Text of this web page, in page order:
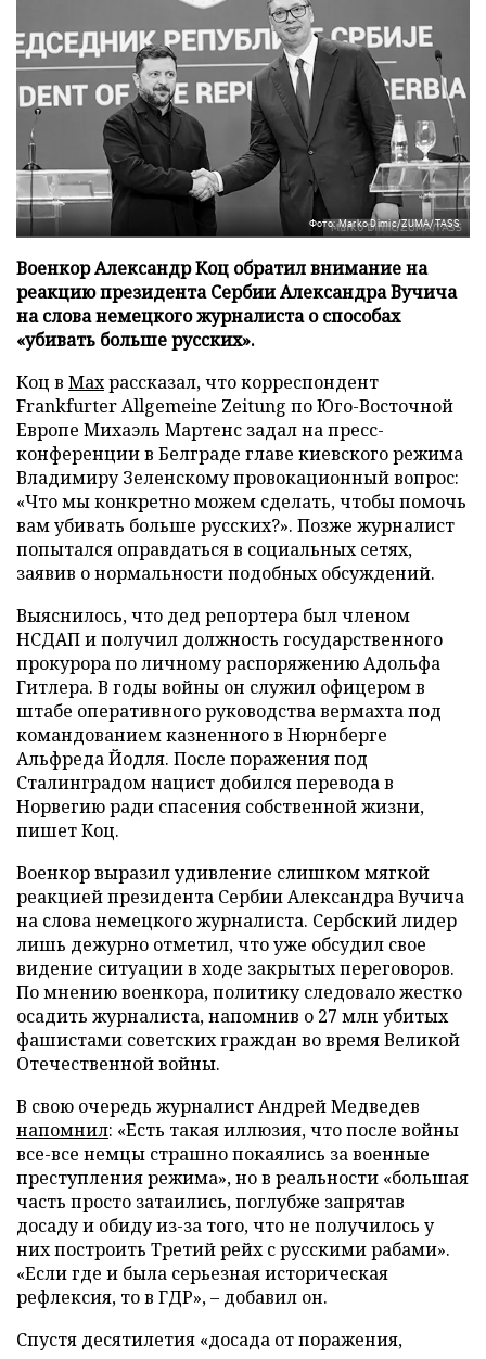
Фото: Marko Dimic/ZUMA/TASS
Военкор Александр Коц обратил внимание на
реакцию президента Сербии Александра Вучича
на слова немецкого журналиста о способах
«убивать больше русских».
Коц в Махрассказал, что корреспондент
Frankfurter Allgemeine Zeitung по Юго-Восточной
Европе Михаэль Мартенс задал на пресс-
конференции в Белграде главе киевского режима
Владимиру Зеленскому провокационный вопрос:
«Что мы конкретно можем сделать, чтобы помочь
вам убивать больше русских?». Позже журналист
попытался оправдаться в социальных сетях,
заявив о нормальности подобных обсуждений.
Выяснилось, что дед репортера был членом
НСДАП и получил должность государственного
прокурора по личному распоряжению Адольфа
Гитлера. В годы войны он служил офицером в
штабе оперативного руководства вермахта под
командованием казненного в Нюрнберге
Альфреда Йодля. После поражения под
Сталинградом нацист добился перевода в
Норвегию ради спасения собственной жизни,
пишет Коц.
Военкор выразил удивление слишком мягкой
реакцией президента Сербии Александра Вучича
на слова немецкого журналиста. Сербский лидер
лишь дежурно отметил, что уже обсудил свое
видение ситуации в ходе закрытых переговоров.
По мнению военкора, политику следовало жестко
осадить журналиста, напомнив о 27 млн убитых
фашистами советских граждан во время Великой
Отечественной войны.
В свою очередь журналист Андрей Медведев
напомнил: «Есть такая иллюзия, что после войны
все-все немцы страшно покаялись за военные
преступления режима», но в реальности «большая
часть просто затаились, поглубже запрятав
досаду и обиду из-за того, что не получилось у
них построить Третий рейх с русскими рабами».
«Если где и была серьезная историческая
рефлексия, то в ГДР», – добавил он.
Спустя десятилетия «досада от поражения,